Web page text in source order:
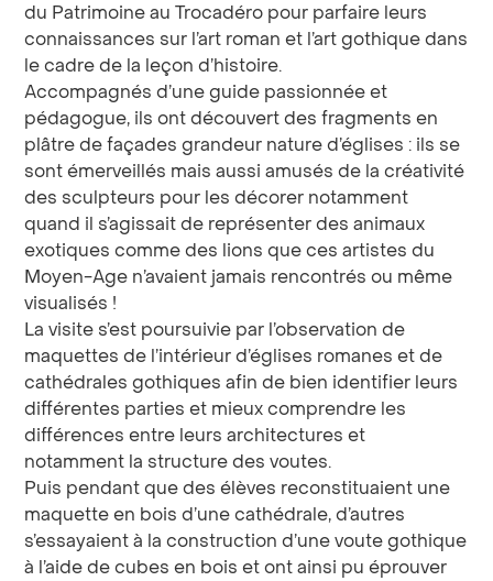
du Patrimoine au Trocadéro pour parfaire leurs
connaissances sur l’art roman et l’art gothique dans
le cadre de la leçon d’histoire.
Accompagnés d’une guide passionnée et
pédagogue, ils ont découvert des fragments en
plâtre de façades grandeur nature d’églises : ils se
sont émerveillés mais aussi amusés de la créativité
des sculpteurs pour les décorer notamment
quand il s’agissait de représenter des animaux
exotiques comme des lions que ces artistes du
Moyen-Age n’avaient jamais rencontrés ou même
visualisés !
La visite s’est poursuivie par l’observation de
maquettes de l’intérieur d’églises romanes et de
cathédrales gothiques afin de bien identifier leurs
différentes parties et mieux comprendre les
différences entre leurs architectures et
notamment la structure des voutes.
Puis pendant que des élèves reconstituaient une
maquette en bois d’une cathédrale, d’autres
s’essayaient à la construction d’une voute gothique
à l’aide de cubes en bois et ont ainsi pu éprouver